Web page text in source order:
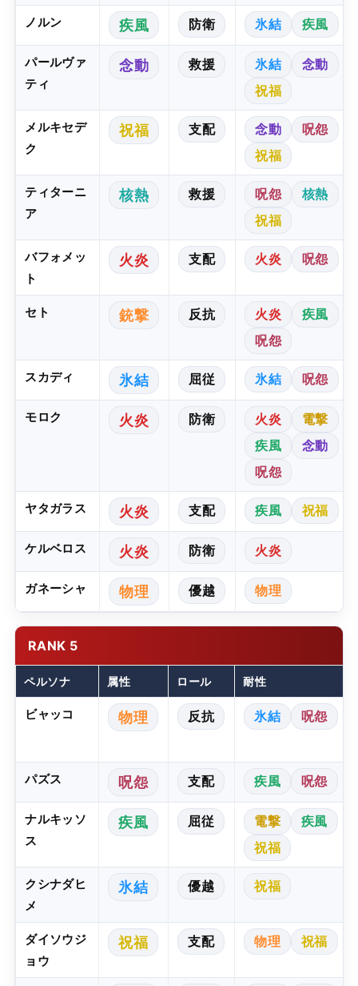
ノルン 疾風 防衛 氷結 疾風
パールヴァ
ティ
念動 救援 氷結
念動
祝福
メルキセデ
ク
祝福 支配 念動
呪怨
祝福
ティターニ
ア
核熱 救援 呪怨
核熱
祝福
バフォメッ
ト
火炎 支配 火炎 呪怨
セト 銃撃 反抗 火炎
疾風
呪怨
スカディ 氷結 屈従 氷結 呪怨
モロク 火炎 防衛 火炎
電撃
疾風
念動
呪怨
ヤタガラス 火炎 支配 疾風 祝福
ケルベロス 火炎 防衛 火炎
ガネーシャ 物理 優越 物理
RANK 5
ペルソナ 属性 ロール 耐性
ビャッコ 物理 反抗 氷結 呪怨
パズス 呪怨 支配 疾風 呪怨
ナルキッソ
ス
疾風 屈従 電撃
疾風
祝福
クシナダヒ
メ
氷結 優越 祝福
ダイソウジ
ョウ
祝福 支配 物理 祝福